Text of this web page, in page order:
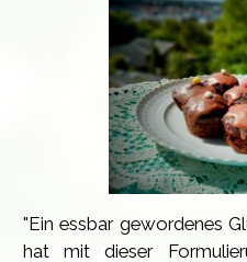
"Ein essbar gewordenes
hat mit dieser